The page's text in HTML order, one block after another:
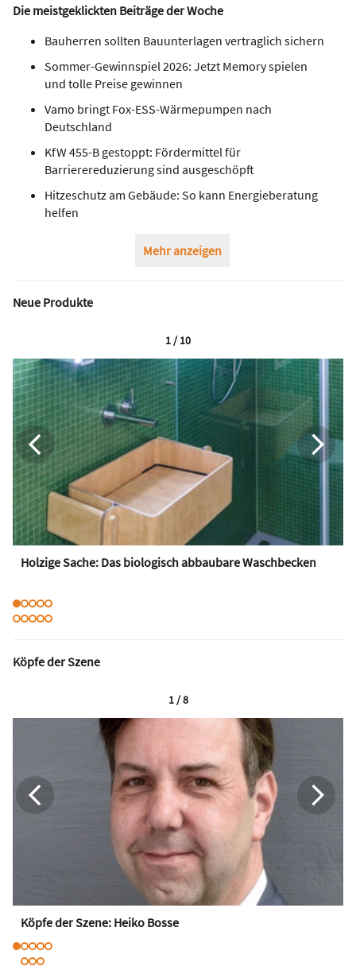
Die meistgeklickten Beiträge der Woche
Bauherren sollten Bauunterlagen vertraglich sichern
Sommer-Gewinnspiel 2026: Jetzt Memory spielen
und tolle Preise gewinnen
Vamo bringt Fox-ESS-Wärmepumpen nach
Deutschland
KfW 455-B gestoppt: Fördermittel für
Barrierereduzierung sind ausgeschöpft
Hitzeschutz am Gebäude: So kann Energieberatung
helfen
Mehr anzeigen
Neue Produkte
Holzige Sache: Das biologisch abbaubare Waschbecken
1 / 10
Köpfe der Szene
Köpfe der Szene: Heiko Bosse
1 / 8